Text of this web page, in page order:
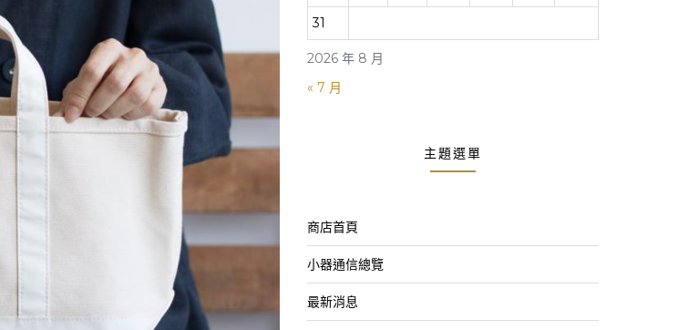
2026 年 8 月
31
« 7 月
主題選單
商店首頁
小器通信總覽
最新消息